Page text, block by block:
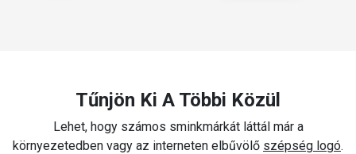
Tűnjön Ki A Többi Közül
Lehet, hogy számos sminkmárkát láttál már a
környezetedben vagy az interneten elbűvölő szépség logó.